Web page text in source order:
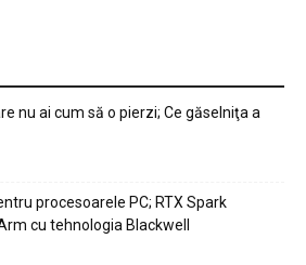
nu ai cum să o pierzi; Ce găselniţa a
procesoarele PC; RTX Spark
cu tehnologia Blackwell